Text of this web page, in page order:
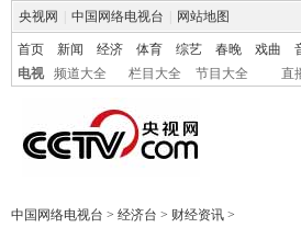
央视网 中国网络电视台 网站地图
首页 新闻 经济 体育 综艺 春晚 戏曲
电视
频道大全 栏目大全 节目大全 直
中国网络电视台 > 经济台 > 财经资讯 >